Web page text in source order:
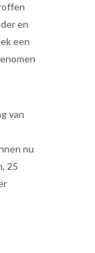
en
een
van
nu
25